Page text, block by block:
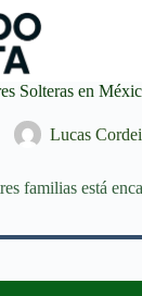
Solteras en
Lucas
familias está